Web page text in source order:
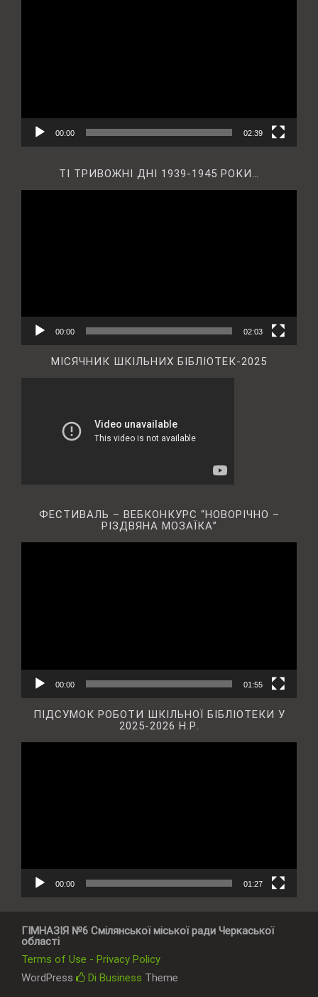
00:00 02:39
ТІ ТРИВОЖНІ ДНІ 1939-1945 РОКИ…
00:00 02:03
МІСЯЧНИК ШКІЛЬНИХ БІБЛІОТЕК-2025
ФЕСТИВАЛЬ – ВЕБКОНКУРС “НОВОРІЧНО –
РІЗДВЯНА МОЗАЇКА”
00:00 01:55
ПІДСУМОК РОБОТИ ШКІЛЬНОЇ БІБЛІОТЕКИ У
2025-2026 Н.Р.
00:00 01:27
ГІМНАЗІЯ №6 Смілянської міської ради Черкаської
області
Terms of Use - Privacy Policy
WordPress
Di Business Theme